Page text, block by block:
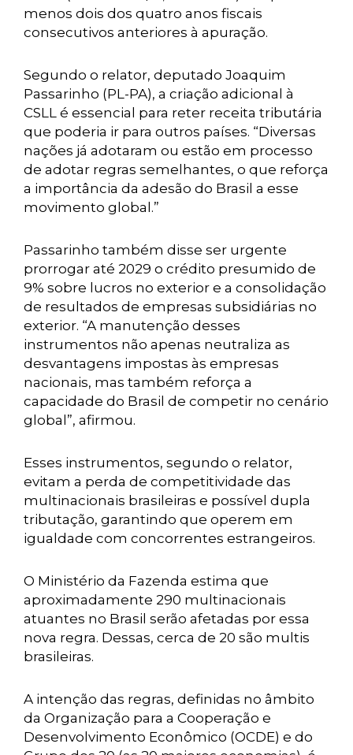
menos dois dos quatro anos fiscais
consecutivos anteriores à apuração.
Segundo o relator, deputado Joaquim
Passarinho (PL-PA), a criação adicional à
CSLL é essencial para reter receita tributária
que poderia ir para outros países. “Diversas
nações já adotaram ou estão em processo
de adotar regras semelhantes, o que reforça
a importância da adesão do Brasil a esse
movimento global.”
Passarinho também disse ser urgente
prorrogar até 2029 o crédito presumido de
9% sobre lucros no exterior e a consolidação
de resultados de empresas subsidiárias no
exterior. “A manutenção desses
instrumentos não apenas neutraliza as
desvantagens impostas às empresas
nacionais, mas também reforça a
capacidade do Brasil de competir no cenário
global”, afirmou.
Esses instrumentos, segundo o relator,
evitam a perda de competitividade das
multinacionais brasileiras e possível dupla
tributação, garantindo que operem em
igualdade com concorrentes estrangeiros.
O Ministério da Fazenda estima que
aproximadamente 290 multinacionais
atuantes no Brasil serão afetadas por essa
nova regra. Dessas, cerca de 20 são multis
brasileiras.
A intenção das regras, definidas no âmbito
da Organização para a Cooperação e
Desenvolvimento Econômico (OCDE) e do